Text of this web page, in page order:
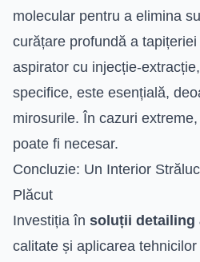
molecular pentru a elimina
curățare profundă a
aspirator cu injecție-
specifice, este esențială,
mirosurile. În cazuri
poate fi necesar.
Concluzie: Un Interior
Plăcut
Investiția în soluții detailing
calitate și aplicarea